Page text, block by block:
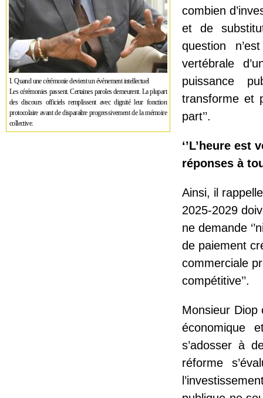
I. Quand une cérémonie devient un événement intellectuel
Les cérémonies passent. Certaines paroles demeurent. La plupart
des discours officiels remplissent avec dignité leur fonction
protocolaire avant de disparaître progressivement de la mémoire
collective.
combien
et de
question
vertébrale
puissance
transforme et
part’’.
‘’L’heure
réponses à
Ainsi, il
2025-2029
ne demande
de paiement
commerciale
compétitive’’.
Monsieur Diop
économique
s’adosser à
réforme